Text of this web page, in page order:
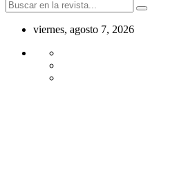
viernes, agosto 7, 2026